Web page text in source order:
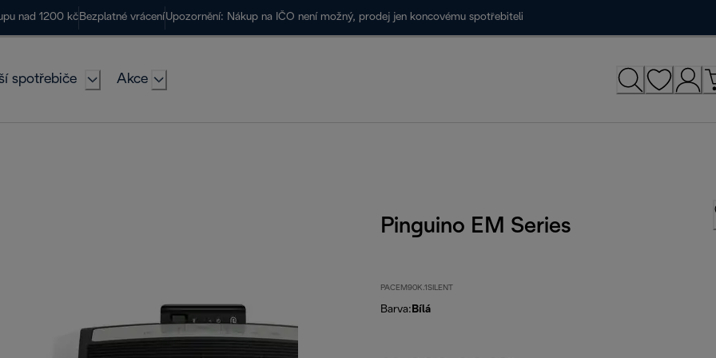
nad 1200 kč Bezplatné vráceníUpozornění: Nákup na IČO není možný, prodej jen koncovému spotřebiteli
spotřebiče Akce
Pinguino EM Series
PACEM90K.1SILENT
Barva: Bílá